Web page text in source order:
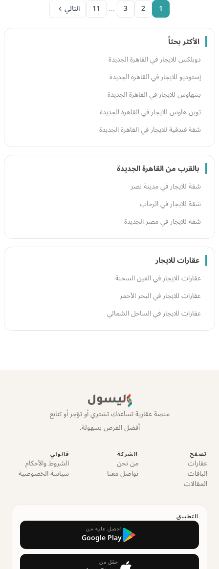
1
2
3
…
11 التالي
الأكثر بحثاً
دوبلكس للايجار في القاهرة الجديدة
إستوديو للايجار في القاهرة الجديدة
بنتهاوس للايجار في القاهرة الجديدة
توين هاوس للايجار في القاهرة الجديدة
شقة فندقية للايجار في القاهرة الجديدة
بالقرب من القاهرة الجديدة
شقة للايجار في مدينة نصر
شقة للايجار في الرحاب
شقة للايجار في مصر الجديدة
عقارات للايجار
عقارات للايجار في العين السخنة
عقارات للايجار في البحر الأحمر
عقارات للايجار في الساحل الشمالي
ليسول
منصة عقارية تساعدك تشتري أو تؤجر أو تتابع
أفضل الفرص بسهولة.
تصفح
عقارات
الباقات
المقالات
الشركة
من نحن
تواصل معنا
قانوني
الشروط والأحكام
سياسة الخصوصية
التطبيق
احصل عليه من
Google Play
حمّل من